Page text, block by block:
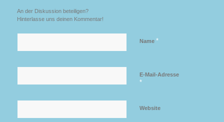
An der Diskussion beteiligen?
Hinterlasse uns deinen Kommentar!
Name *
E-Mail-Adresse
*
Website